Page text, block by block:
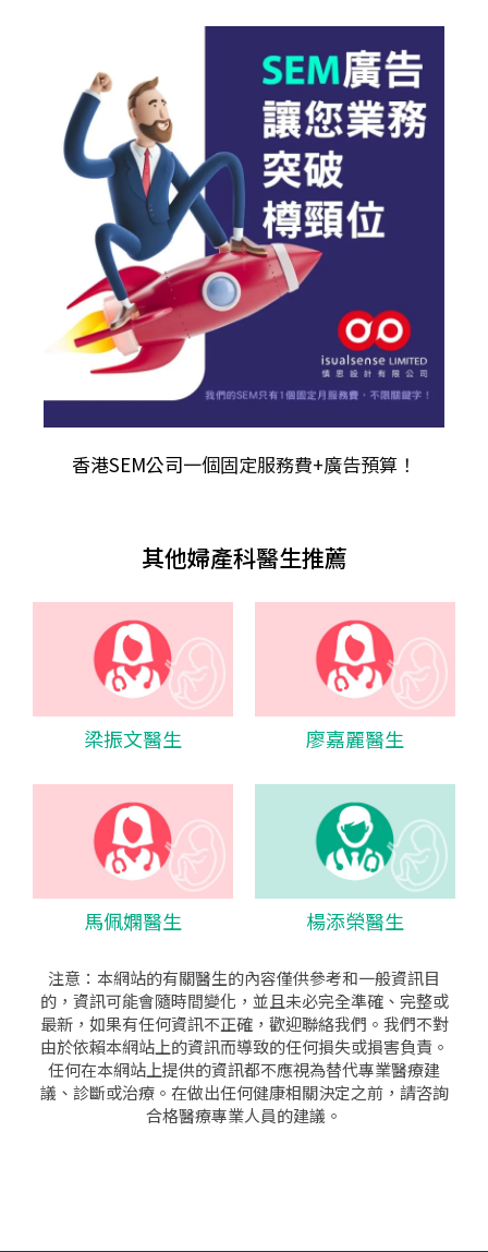
香港SEM公司一個固定服務費+廣告預算！
其他婦產科醫生推薦
梁振文醫生 廖嘉麗醫生
馬佩嫻醫生 楊添榮醫生
注意：本網站的有關醫生的內容僅供參考和一般資訊目
的，資訊可能會隨時間變化，並且未必完全準確、完整或
最新，如果有任何資訊不正確，歡迎聯絡我們。我們不對
由於依賴本網站上的資訊而導致的任何損失或損害負責。
任何在本網站上提供的資訊都不應視為替代專業醫療建
議、診斷或治療。在做出任何健康相關決定之前，請咨詢
合格醫療專業人員的建議。